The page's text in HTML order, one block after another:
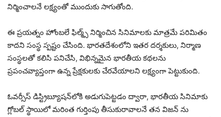
నిర్మించాలనే లక్ష్యంతో ముందుకు సాగుతోంది.
ఈ ప్రయత్నం హోంబలే ఫిల్మ్స్ నిర్మించిన సినిమాలకు మాత్రమే పరిమితం
కాదని సంస్థ స్పష్టం చేసింది. భారతదేశంలోని ఇతర దర్శకులు, నిర్మాణ
సంస్థలతో కలిసి పనిచేసి, విభిన్నమైన భారతీయ కథలను
ప్రపంచవ్యాప్తంగా ఉన్న ప్రేక్షకులకు చేరవేయాలని లక్ష్యంగా పెట్టుకుంది.
ఓవర్సీస్ డిస్ట్రిబ్యూషన్‌లోకి అడుగుపెట్టడం ద్వారా, భారతీయ సినిమాకు
గ్లోబల్ స్థాయిలో మరింత గుర్తింపు తీసుకురావాలనే తన విజన్ ను